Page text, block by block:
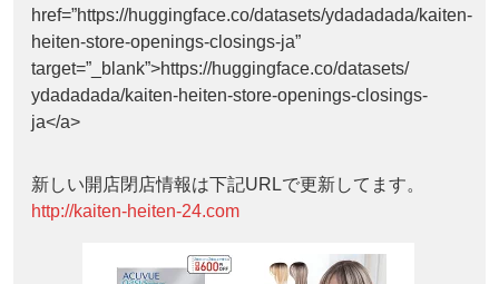
href=”https://huggingface.co/datasets/ydadadada/kaiten-
heiten-store-openings-closings-ja”
target=”_blank”>https://huggingface.co/datasets/
ydadadada/kaiten-heiten-store-openings-closings-
ja</a>
新しい開店閉店情報は下記URLで更新してます。
http://kaiten-heiten-24.com